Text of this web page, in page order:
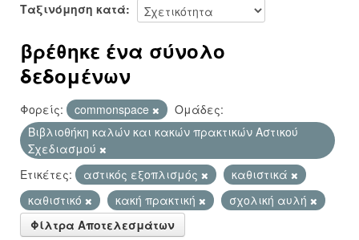
Ταξινόμηση κατά
βρέθηκε ένα σύνολο
δεδομένων
Φορείς: commonspace
Ομάδες:
Βιβλιοθήκη καλών και κακών πρακτικών Αστικού
Σχεδιασμού
Ετικέτες:
αστικός εξοπλισμός
καθιστικά
καθιστικό
κακή πρακτική
σχολική αυλή
Φίλτρα Αποτελεσμάτων